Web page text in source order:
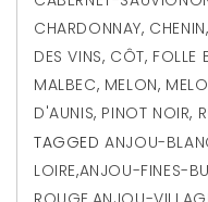
CHARDONNAY, CHENIN,
DES VINS, CÔT, FOLLE
MALBEC, MELON,
D'AUNIS, PINOT NOIR,
TAGGEDANJOU-
LOIRE,ANJOU-FINES-